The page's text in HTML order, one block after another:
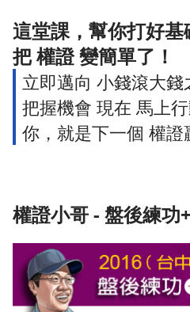
這堂課，幫你打好基
把 權證 變簡單了！
立即邁向 小錢滾大錢
把握機會 現在 馬上
你，就是下一個 權證
權證小哥 - 盤後練功